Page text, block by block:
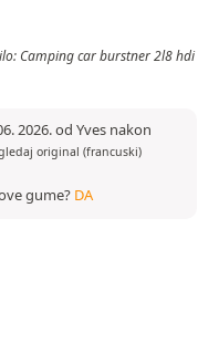
Camping car burstner 2l8 hdi
2026. od Yves nakon
original (francuski)
gume? DA